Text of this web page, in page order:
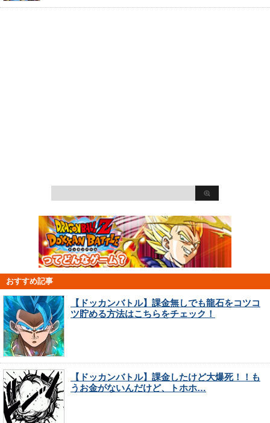
おすすめ記事
【ドッカンバトル】課金無しでも龍石をコツコ
ツ貯める方法はこちらをチェック！
【ドッカンバトル】課金したけど大爆死！！も
うお金がないんだけど、トホホ…